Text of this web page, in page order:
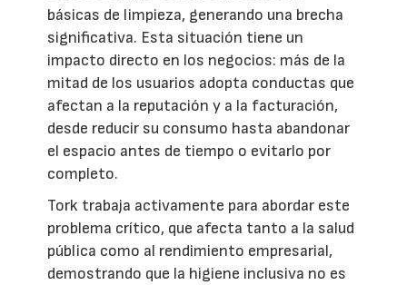
básicas de limpieza, generando una brecha
significativa. Esta situación tiene un
impacto directo en los negocios: más de la
mitad de los usuarios adopta conductas que
afectan a la reputación y a la facturación,
desde reducir su consumo hasta abandonar
el espacio antes de tiempo o evitarlo por
completo.
Tork trabaja activamente para abordar este
problema crítico, que afecta tanto a la salud
pública como al rendimiento empresarial,
demostrando que la higiene inclusiva no es